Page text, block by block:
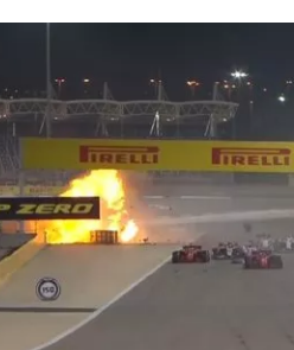
FÓRMULA E